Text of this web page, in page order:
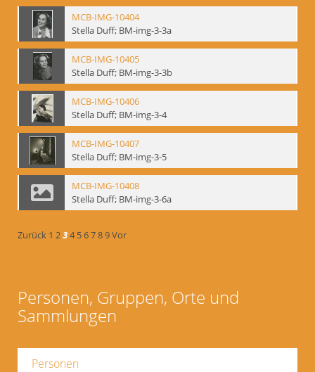
MCB-IMG-10404
Stella Duff; BM-img-3-3a
MCB-IMG-10405
Stella Duff; BM-img-3-3b
MCB-IMG-10406
Stella Duff; BM-img-3-4
MCB-IMG-10407
Stella Duff; BM-img-3-5
MCB-IMG-10408
Stella Duff; BM-img-3-6a
Zurück 1 234 56789Vor
Personen, Gruppen, Orte und
Sammlungen
Personen